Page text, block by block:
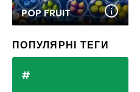
POP FRUIT
ПОПУЛЯРНІ ТЕГИ